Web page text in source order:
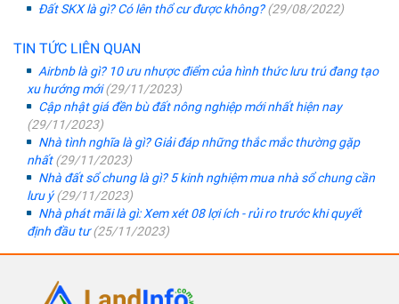
Đất SKX là gì? Có lên thổ cư được không?(29/08/2022)
TIN TỨC LIÊN QUAN
Airbnb là gì? 10 ưu nhược điểm của hình thức lưu trú đang tạo
xu hướng mới(29/11/2023)
Cập nhật giá đền bù đất nông nghiệp mới nhất hiện nay
(29/11/2023)
Nhà tình nghĩa là gì? Giải đáp những thắc mắc thường gặp
nhất(29/11/2023)
Nhà đất sổ chung là gì? 5 kinh nghiệm mua nhà sổ chung cần
lưu ý(29/11/2023)
Nhà phát mãi là gì: Xem xét 08 lợi ích - rủi ro trước khi quyết
định đầu tư(25/11/2023)